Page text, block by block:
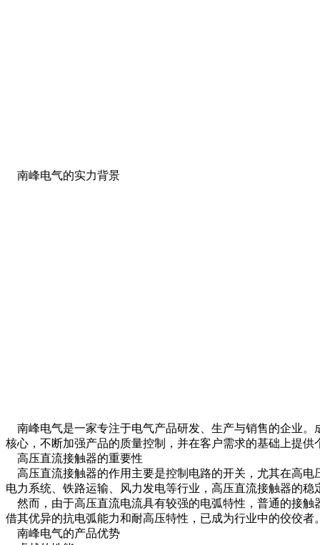
南峰电气的实力背景
南峰电气是一家专注于电气产品研发、生产与销售的企业。
核心，不断加强产品的质量控制，并在客户需求的基础上提
高压直流接触器的重要性
高压直流接触器的作用主要是控制电路的开关，尤其在高电
电力系统、铁路运输、风力发电等行业，高压直流接触器的
然而，由于高压直流电流具有较强的电弧特性，普通的接触
借其优异的抗电弧能力和耐高压特性，已成为行业中的佼佼者
南峰电气的产品优势